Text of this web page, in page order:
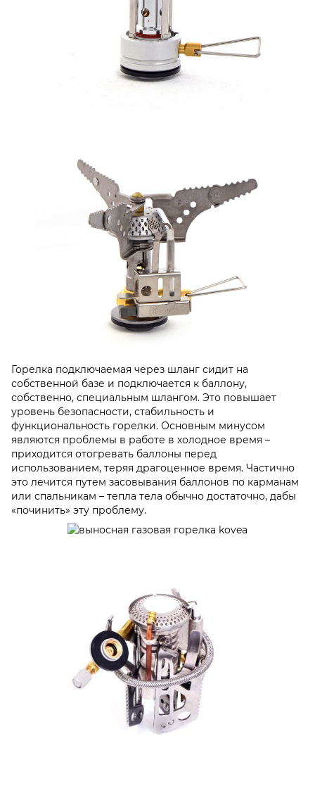
Горелка подключаемая через шланг сидит на
собственной базе и подключается к баллону,
собственно, специальным шлангом. Это повышает
уровень безопасности, стабильность и
функциональность горелки. Основным минусом
являются проблемы в работе в холодное время –
приходится отогревать баллоны перед
использованием, теряя драгоценное время. Частично
это лечится путем засовывания баллонов по карманам
или спальникам – тепла тела обычно достаточно, дабы
«починить» эту проблему.